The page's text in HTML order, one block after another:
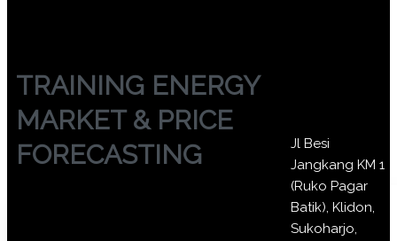
TRAINING ENERGY
MARKET & PRICE
FORECASTING
Jl Besi
Jangkang KM 1
(Ruko Pagar
Batik), Klidon,
Sukoharjo,